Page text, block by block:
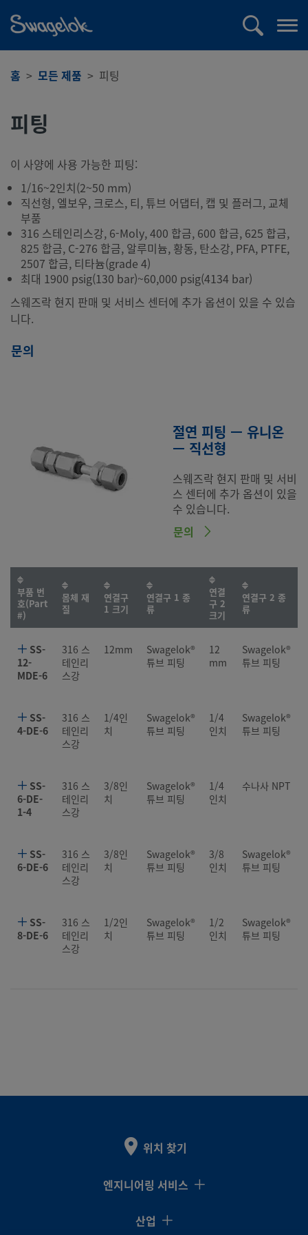
홈 모든 제품 피팅
피팅
이 사양에 사용 가능한 피팅:
1/16~2인치(2~50 mm)
직선형, 엘보우, 크로스, 티, 튜브 어댑터, 캡 및 플러그, 교체
부품
316 스테인리스강, 6-Moly, 400 합금, 600 합금, 625 합금,
825 합금, C-276 합금, 알루미늄, 황동, 탄소강, PFA, PTFE,
2507 합금, 티타늄(grade 4)
최대 1900 psig(130 bar)~60,000 psig(4134 bar)
스웨즈락 현지 판매 및 서비스 센터에 추가 옵션이 있을 수 있습
니다.
문의
절연 피팅 — 유니온
— 직선형
스웨즈락 현지 판매 및 서비
스 센터에 추가 옵션이 있을
수 있습니다.
문의
부품 번
호(Part
#)
몸체 재
질
연결구
1 크기
연결구 1 종
류
연결
구 2
크기
연결구 2 종
류
SS-
12-
MDE-6
316 스
테인리
스강
12mm
Swagelok®
튜브 피팅
12
mm
Swagelok®
튜브 피팅
SS-
4-DE-6
316 스
테인리
스강
1/4인
치
Swagelok®
튜브 피팅
1/4
인치
Swagelok®
튜브 피팅
SS-
6-DE-
1-4
316 스
테인리
스강
3/8인
치
Swagelok®
튜브 피팅
1/4
인치
수나사 NPT
SS-
6-DE-6
316 스
테인리
스강
3/8인
치
Swagelok®
튜브 피팅
3/8
인치
Swagelok®
튜브 피팅
SS-
8-DE-6
316 스
테인리
스강
1/2인
치
Swagelok®
튜브 피팅
1/2
인치
Swagelok®
튜브 피팅
위치 찾기
엔지니어링 서비스
산업